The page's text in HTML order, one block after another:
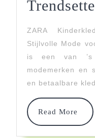
ZARA
Stijlvolle Mode
is een van ’s
modemerken en
en betaalbare
Read More